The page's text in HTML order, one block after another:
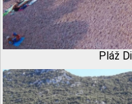
Pláž